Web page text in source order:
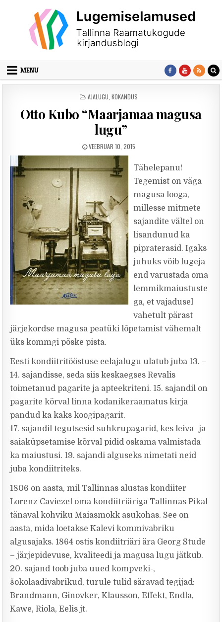
MENU
POSTED IN
AJALUGU KOKANDUS
Otto Kubo “Maarjamaa magusa
lugu”
PUBLISHED DATE:
VEEBRUAR 10, 2015
Tähelepanu!
Tegemist on väga
magusa looga,
millesse mitmete
sajandite vältel on
lisandunud ka
pipraterasid. Igaks
juhuks võib lugeja
end varustada oma
lemmikmaiustuste
ga, et vajadusel
vahetult pärast
järjekordse magusa peatüki lõpetamist vähemalt
üks kommgi põske pista.
Eesti kondiitritööstuse eelajalugu ulatub juba 13. –
14. sajandisse, seda siis keskaegses Revalis
toimetanud pagarite ja apteekriteni. 15. sajandil on
pagarite kõrval linna kodanikeraamatus kirja
pandud ka kaks koogipagarit.
17. sajandil tegutsesid suhkrupagarid, kes leiva- ja
saiaküpsetamise kõrval pidid oskama valmistada
ka maiustusi. 19. sajandi alguseks nimetati neid
juba kondiitriteks.
1806 on aasta, mil Tallinnas alustas kondiiter
Lorenz Caviezel oma kondiitriäriga Tallinnas Pikal
tänaval kohviku Maiasmokk asukohas. See on
aasta, mida loetakse Kalevi kommivabriku
algusajaks. 1864 ostis kondiitriäri ära Georg Stude
– järjepidevuse, kvaliteedi ja magusa lugu jätkub.
20. sajand toob juba uued kompveki-,
šokolaadivabrikud, turule tulid säravad tegijad:
Brandmann, Ginovker, Klausson, Effekt, Endla,
Kawe, Riola, Eelis jt.